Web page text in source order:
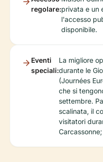
regolare:privata e un
l'accesso
disponibile.
Eventi
speciali:
La migliore
durante le
(Journées
che si
settembre.
scalinata, il
visitatori